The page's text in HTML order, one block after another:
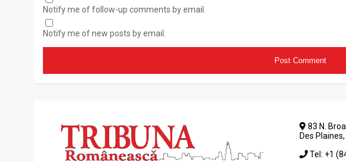
Notify me of follow-up comments by email.
Notify me of new posts by email.
83 N.
Des
Tel: +1